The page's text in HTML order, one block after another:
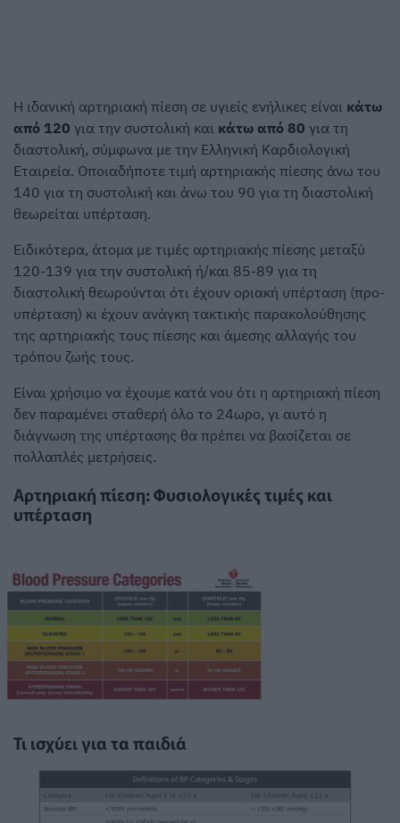
Η ιδανική αρτηριακή πίεση σε υγιείς ενήλικες είναι κάτω
από 120 για την συστολική και κάτω από 80 για τη
διαστολική, σύμφωνα με την Ελληνική Καρδιολογική
Εταιρεία. Οποιαδήποτε τιμή αρτηριακής πίεσης άνω του
140 για τη συστολική και άνω του 90 για τη διαστολική
θεωρείται υπέρταση.
Ειδικότερα, άτομα με τιμές αρτηριακής πίεσης μεταξύ
120-139 για την συστολική ή/και 85-89 για τη
διαστολική θεωρούνται ότι έχουν οριακή υπέρταση (προ-
υπέρταση) κι έχουν ανάγκη τακτικής παρακολούθησης
της αρτηριακής τους πίεσης και άμεσης αλλαγής του
τρόπου ζωής τους.
Είναι χρήσιμο να έχουμε κατά νου ότι η αρτηριακή πίεση
δεν παραμένει σταθερή όλο το 24ωρο, γι αυτό η
διάγνωση της υπέρτασης θα πρέπει να βασίζεται σε
πολλαπλές μετρήσεις.
Αρτηριακή πίεση: Φυσιολογικές τιμές και
υπέρταση
Τι ισχύει για τα παιδιά